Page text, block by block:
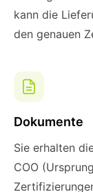
kann die
den genauen
Dokumente
Sie erhalten
COO